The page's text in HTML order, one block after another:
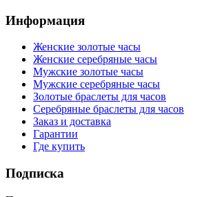
Информация
Женские золотые часы
Женские серебряные часы
Мужские золотые часы
Мужские серебряные часы
Золотые браслеты для часов
Серебряные браслеты для часов
Заказ и доставка
Гарантии
Где купить
Подписка